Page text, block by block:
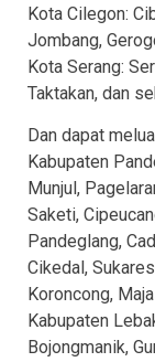
Kota Cilegon:
Jombang,
Kota Serang:
Taktakan, dan
Dan dapat
Kabupaten
Munjul,
Saketi,
Pandeglang,
Cikedal,
Koroncong,
Kabupaten
Bojongmanik,